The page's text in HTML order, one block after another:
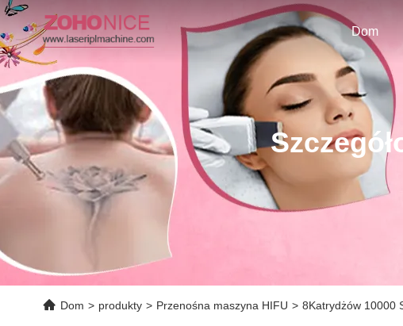
Dom
Dom > produkty > Przenośna maszyna HIFU > 8Katrydżów 10000